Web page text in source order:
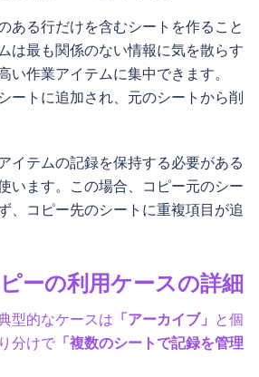
ある行だけを含むシートを作ること
は最も関係のない情報に気を散らす
い作業アイテムに集中できます。
ートに追加され、元のシートから削
イテムの記録を保持する必要がある
います。この場合、コピー元のシー
、コピー先のシートに重複項目が追
ーの利用ケースの詳細
型的なケースは 「アーカイブ」 と個
分けで 「複数のシートで記録を管理